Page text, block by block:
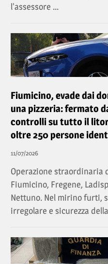
l'assessore ...
Fiumicino, evade dai
una pizzeria: fermato
controlli su tutto il
oltre 250 persone
11/07/2026
Operazione straordinaria
Fiumicino, Fregene,
Nettuno. Nel mirino furti,
irregolare e sicurezza